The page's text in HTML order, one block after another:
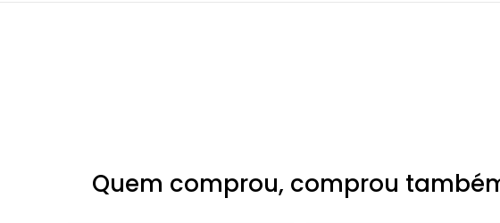
Quem comprou, comprou